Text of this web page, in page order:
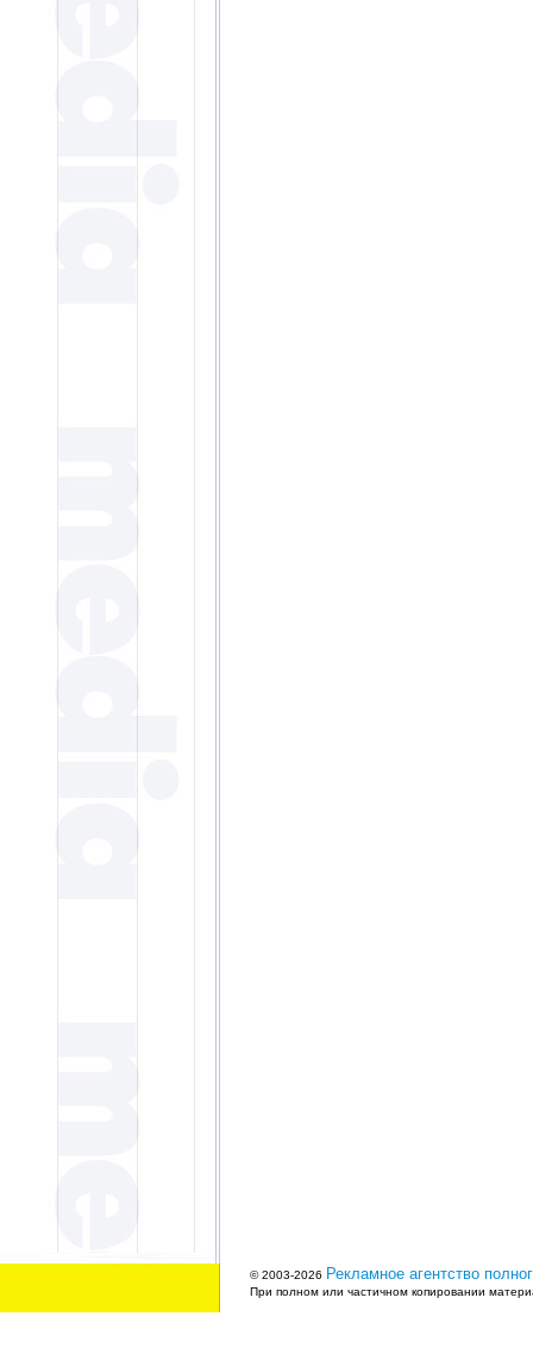
© 2003-2026 Рекламное агентство
При полном или частичном копировании